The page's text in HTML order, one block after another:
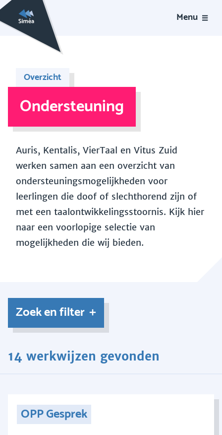
Menu
Overzicht
Ondersteuning
Auris, Kentalis, VierTaal en Vitus Zuid
werken samen aan een overzicht van
ondersteuningsmogelijkheden voor
leerlingen die doof of slechthorend zijn of
met een taalontwikkelingsstoornis. Kijk hier
naar een voorlopige selectie van
mogelijkheden die wij bieden.
Zoek en filter
14 werkwijzen gevonden
OPP Gesprek